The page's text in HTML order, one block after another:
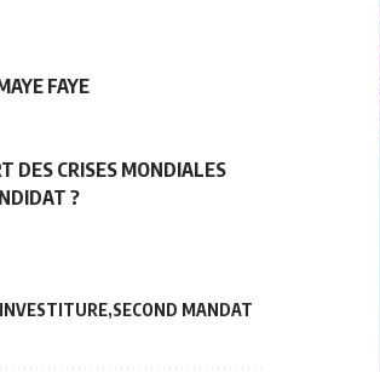
FAYE
DES CRISES MONDIALES
?
INVESTITURE SECOND MANDAT